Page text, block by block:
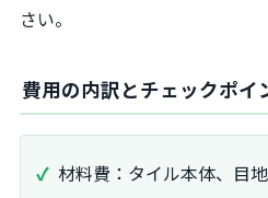
さい。
費用の内訳とチェックポイ
材料費：タイル本体、目